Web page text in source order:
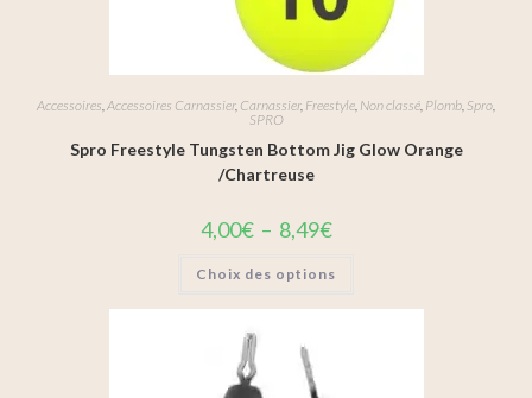
Accessoires Accessoires Carnassier, Carnassier, Freestyle Non classé Plomb Spro
SPRO
Spro Freestyle Tungsten Bottom Jig Glow Orange
/Chartreuse
4,00€ – 8,49€
Choix des options